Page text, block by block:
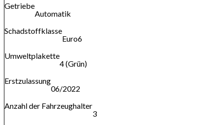
Getriebe
Automatik
Schadstoffklasse
Euro6
Umweltplakette
4 (Grün)
Erstzulassung
06/2022
Anzahl der Fahrzeughalter
3